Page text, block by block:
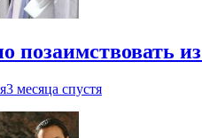
позаимствовать
3 месяца спустя